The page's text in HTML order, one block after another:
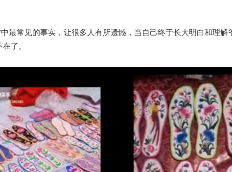
最常见的事实，让很多人有所遗憾，当自己终于长大明白和理解
了。